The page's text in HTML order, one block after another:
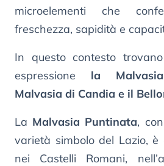
microelementi che
freschezza, sapidità e
In questo contesto
espressione la
Malvasia di Candia e il
La Malvasia Puntinata,
varietà simbolo del Lazio,
nei Castelli Romani,